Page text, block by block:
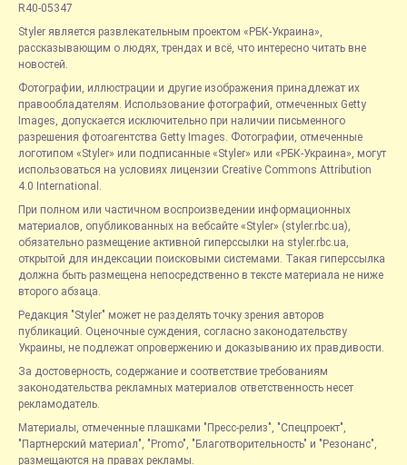
R40-05347
Styler является развлекательным проектом «РБК-Украина»,
рассказывающим о людях, трендах и всё, что интересно читать вне
новостей.
Фотографии, иллюстрации и другие изображения принадлежат их
правообладателям. Использование фотографий, отмеченных Getty
Images, допускается исключительно при наличии письменного
разрешения фотоагентства Getty Images. Фотографии, отмеченные
логотипом «Styler» или подписанные «Styler» или «РБК-Украина», могут
использоваться на условиях лицензии Creative Commons Attribution
4.0 International.
При полном или частичном воспроизведении информационных
материалов, опубликованных на вебсайте «Styler» (styler.rbc.ua),
обязательно размещение активной гиперссылки на styler.rbc.ua,
открытой для индексации поисковыми системами. Такая гиперссылка
должна быть размещена непосредственно в тексте материала не ниже
второго абзаца.
Редакция "Styler" может не разделять точку зрения авторов
публикаций. Оценочные суждения, согласно законодательству
Украины, не подлежат опровержению и доказыванию их правдивости.
За достоверность, содержание и соответствие требованиям
законодательства рекламных материалов ответственность несет
рекламодатель.
Материалы, отмеченные плашками "Пресс-релиз", "Спецпроект",
"Партнерский материал", "Promo", "Благотворительность" и "Резонанс",
размещаются на правах рекламы.